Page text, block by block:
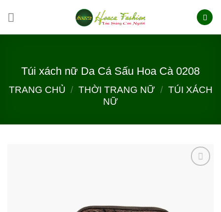
Túi xách nữ Da Cá Sấu Hoa Cà 0208
TRANG CHỦ / THỜI TRANG NỮ / TÚI XÁCH
NỮ